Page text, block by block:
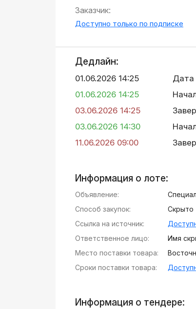
Заказчик:
Доступно только по подписке
Дедлайн:
01.06.2026 14:25
Дата
01.06.2026 14:25
03.06.2026 14:25
03.06.2026 14:30
11.06.2026 09:00
Информация о лоте:
Объявление:
Способ закупок:
Скрыто
Ссылка на источник:
Ответственное лицо:
Имя
Место поставки товара:
Сроки поставки товара:
Информация о тендере: